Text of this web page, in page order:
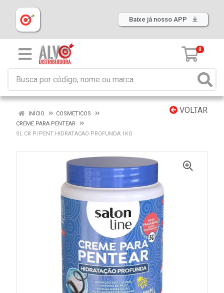
Baixe já nosso APP
0
VOLTAR
INÍCIO
COSMETICOS
CREME PARA PENTEAR
SL CR P/PENT HIDRATACAO PROFUNDA 1KG